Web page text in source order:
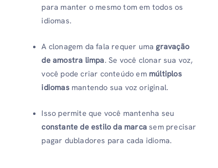
para manter o mesmo tom em todos os
idiomas.
A clonagem da fala requer uma gravação
de amostra limpa. Se você clonar sua voz,
você pode criar conteúdo em múltiplos
idiomasmantendo sua voz original.
Isso permite que você mantenha seu
constante de estilo da marcasem precisar
pagar dubladores para cada idioma.